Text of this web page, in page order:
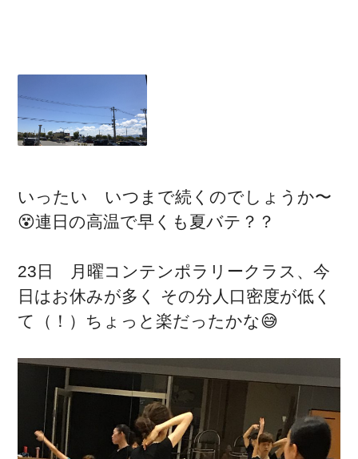
いったい いつまで続くのでしょうか〜
😵連日の高温で早くも夏バテ？？
23日 月曜コンテンポラリークラス、今
日はお休みが多く その分人口密度が低く
て（！）ちょっと楽だったかな😅